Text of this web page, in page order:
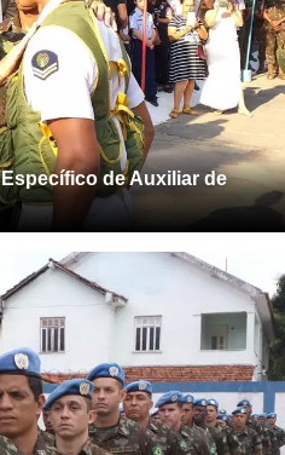
de Auxiliar de